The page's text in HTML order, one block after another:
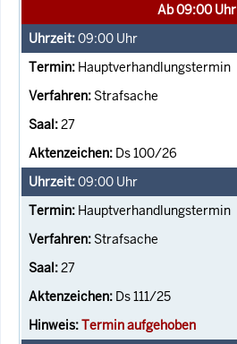
Ab 09:00 Uhr
09:00 Uhr
Hauptverhandlungstermin
Strafsache
27
Ds 100/26
09:00 Uhr
Hauptverhandlungstermin
Strafsache
27
Ds 111/25
Termin aufgehoben